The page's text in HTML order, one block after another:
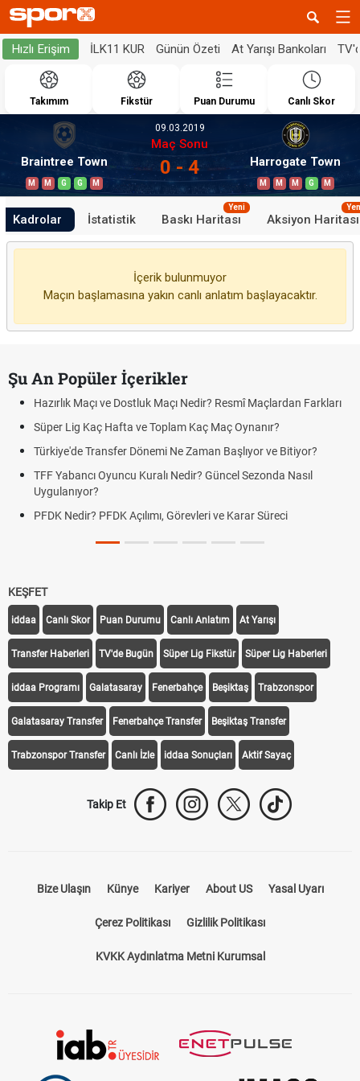
Hızlı Erişim İLK11 KUR Günün Özeti At Yarışı Bankoları
Takımım Fikstür Puan Durumu Canlı Skor
Braintree Town
M M G G M
09.03.2019
Maç Sonu
0 - 4 Harrogate Town
M M M G M
Kadrolar İstatistik Baskı Haritası
Yeni
Aksiyon Haritası
İçerik bulunmuyor
Maçın başlamasına yakın canlı anlatım başlayacaktır.
Şu An Popüler İçerikler
Hazırlık Maçı ve Dostluk Maçı Nedir? Resmî Maçlardan Farkları
Süper Lig Kaç Hafta ve Toplam Kaç Maç Oynanır?
Türkiye'de Transfer Dönemi Ne Zaman Başlıyor ve Bitiyor?
TFF Yabancı Oyuncu Kuralı Nedir? Güncel Sezonda Nasıl
Uygulanıyor?
PFDK Nedir? PFDK Açılımı, Görevleri ve Karar Süreci
KEŞFET
iddaa Canlı Skor Puan Durumu Canlı Anlatım At Yarışı
Transfer Haberleri TV'de Bugün Süper Lig Fikstür Süper Lig Haberleri
iddaa Programı Galatasaray Fenerbahçe Beşiktaş Trabzonspor
Galatasaray Transfer Fenerbahçe Transfer Beşiktaş Transfer
Trabzonspor Transfer Canlı İzle iddaa Sonuçları Aktif Sayaç
Takip Et
Bize Ulaşın Künye Kariyer About US Yasal Uyarı
Çerez Politikası Gizlilik Politikası
KVKK Aydınlatma Metni Kurumsal